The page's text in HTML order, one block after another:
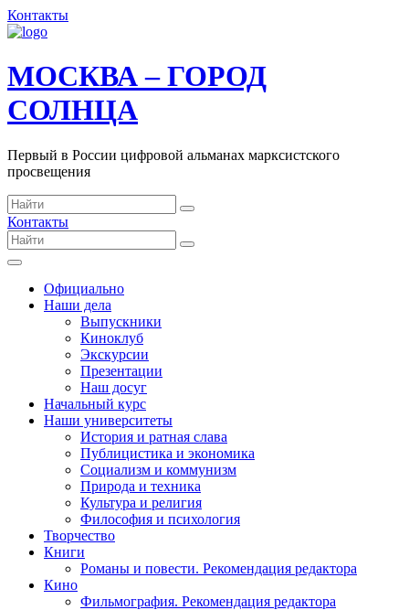
Контакты
МОСКВА – ГОРОД
СОЛНЦА
Первый в России цифровой альманах марксистского
просвещения
Контакты
Официально
Наши дела
Выпускники
Киноклуб
Экскурсии
Презентации
Наш досуг
Начальный курс
Наши университеты
История и ратная слава
Публицистика и экономика
Социализм и коммунизм
Природа и техника
Культура и религия
Философия и психология
Творчество
Книги
Романы и повести. Рекомендация редактора
Кино
Фильмография. Рекомендация редактора